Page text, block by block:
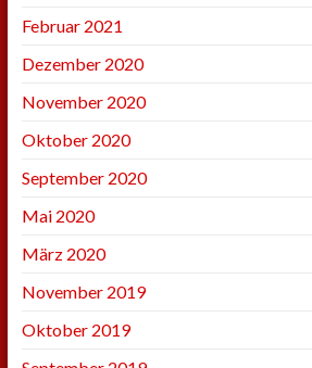
Februar 2021
Dezember 2020
November 2020
Oktober 2020
September 2020
Mai 2020
März 2020
November 2019
Oktober 2019